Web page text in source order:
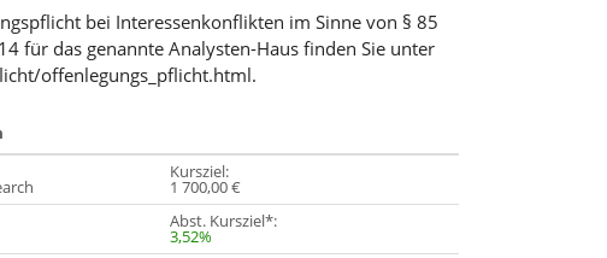
bei Interessenkonflikten im Sinne von § 85
für das genannte Analysten-Haus finden Sie unter
offenlegungs_pflicht.html.
Kursziel:
1 700,00 €
Abst. Kursziel*:
3,52%